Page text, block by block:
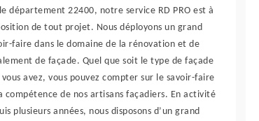
département 22400, notre service RD PRO est à
de tout projet. Nous déployons un grand
faire dans le domaine de la rénovation et de
de façade. Quel que soit le type de façade
vous avez, vous pouvez compter sur le savoir-faire
compétence de nos artisans façadiers. En activité
plusieurs années, nous disposons d’un grand